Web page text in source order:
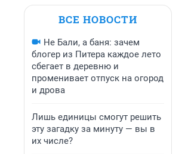
ВСЕ НОВОСТИ
Не Бали, а баня: зачем
блогер из Питера каждое лето
сбегает в деревню и
променивает отпуск на огород
и дрова
Лишь единицы смогут решить
эту загадку за минуту — вы в
их числе?